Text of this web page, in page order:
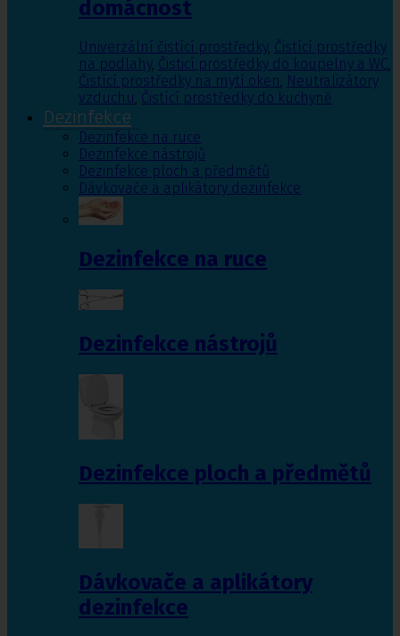
domácnost
Univerzální čistící prostředky, Čistící prostředky
na podlahy, Čisticí prostředky do koupelny a WC,
Čistící prostředky na mytí oken, Neutralizátory
vzduchu, Čistící prostředky do kuchyně
Dezinfekce
Dezinfekce na ruce
Dezinfekce nástrojů
Dezinfekce ploch a předmětů
Dávkovače a aplikátory dezinfekce
Dezinfekce na ruce
Dezinfekce nástrojů
Dezinfekce ploch a předmětů
Dávkovače a aplikátory
dezinfekce